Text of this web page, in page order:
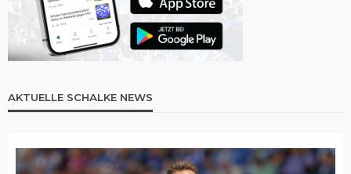
AKTUELLE SCHALKE NEWS